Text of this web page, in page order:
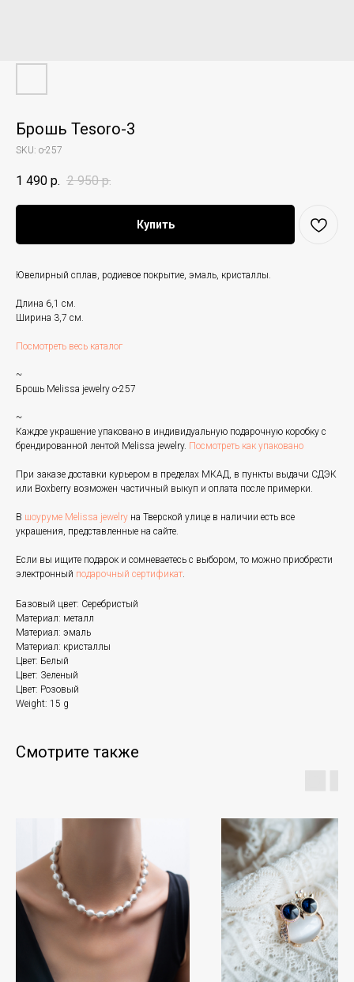
Брошь Tesoro-3
SKU: o-257
1 490 р. 2 950 р.
Купить
Ювелирный сплав, родиевое покрытие, эмаль, кристаллы.
Длина 6,1 см.
Ширина 3,7 см.
Посмотреть весь каталог
~
Брошь Melissa jewelry o-257
~
Каждое украшение упаковано в индивидуальную подарочную коробку с
брендированной лентой Melissa jewelry. Посмотреть как упаковано
При заказе доставки курьером в пределах МКАД, в пункты выдачи СДЭК
или Boxberry возможен частичный выкуп и оплата после примерки.
В шоуруме Melissa jewelry на Тверской улице в наличии есть все
украшения, представленные на сайте.
Если вы ищите подарок и сомневаетесь с выбором, то можно приобрести
электронный подарочный сертификат.
Базовый цвет: Серебристый
Материал: металл
Материал: эмаль
Материал: кристаллы
Цвет: Белый
Цвет: Зеленый
Цвет: Розовый
Weight: 15 g
Смотрите также